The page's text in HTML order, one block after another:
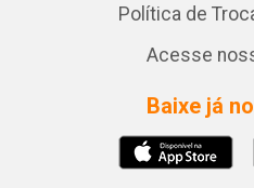
Política de
Acesse
Baixe já